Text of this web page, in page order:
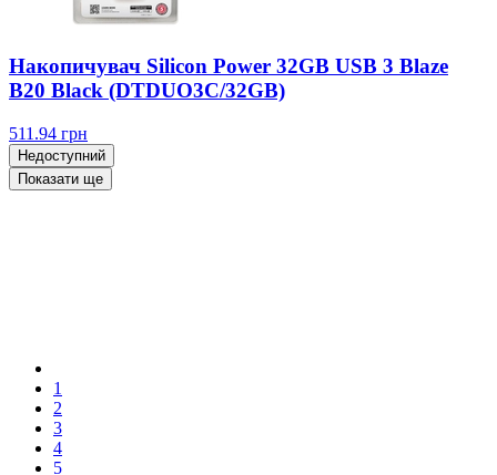
Накопичувач Silicon Power 32GB USB 3 Blaze
B20 Black (DTDUO3C/32GB)
511.94 грн
Недоступний
Показати ще
1
2
3
4
5